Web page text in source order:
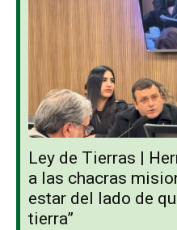
Ley de Tierras |
a las chacras
estar del lado de
tierra”